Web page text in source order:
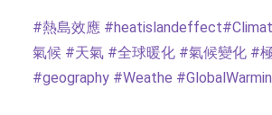
#熱島效應 #heatislandeffect
氣候 #天氣 #全球暖化 #氣候變化 #
#geography #Weathe